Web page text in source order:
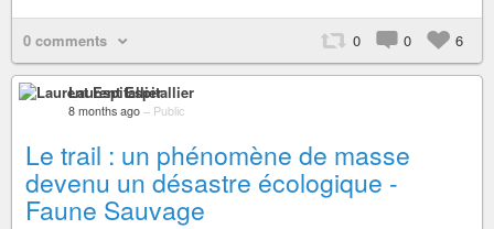
0 comments 0 0 6
Laurent Espitallier
8 months ago – Public
Le trail : un phénomène de masse
devenu un désastre écologique -
Faune Sauvage